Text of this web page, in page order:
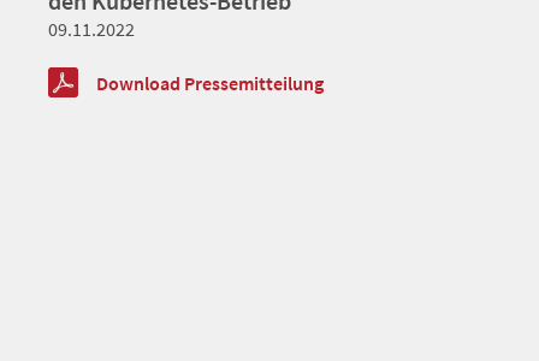
09.11.2022
Download Pressemitteilung